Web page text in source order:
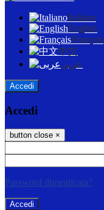
Italiano
English
Français
中文
عربى
Accedi
Accedi
button close ×
Password dimenticata?